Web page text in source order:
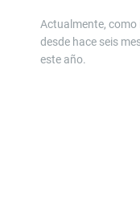
Actualmente,
desde hace seis
este año.